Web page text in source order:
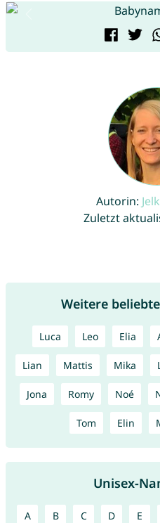
Autorin:
Zuletzt
Weitere
Luca Leo Elia
Lian Mattis Mika
Jona Romy Noé
Tom Elin
Unisex-
A B C D E